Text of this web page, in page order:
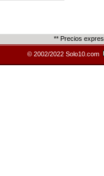
** Precios
© 2002/2022 Solo10.com